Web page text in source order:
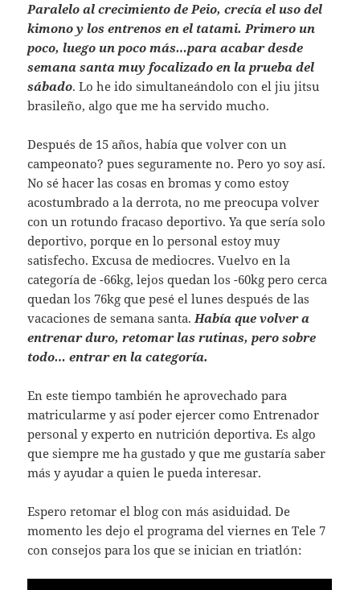
Paralelo al crecimiento de Peio, crecía el uso del
kimono y los entrenos en el tatami. Primero un
poco, luego un poco más…para acabar desde
semana santa muy focalizado en la prueba del
sábado. Lo he ido simultaneándolo con el jiu jitsu
brasileño, algo que me ha servido mucho.
Después de 15 años, había que volver con un
campeonato? pues seguramente no. Pero yo soy así.
No sé hacer las cosas en bromas y como estoy
acostumbrado a la derrota, no me preocupa volver
con un rotundo fracaso deportivo. Ya que sería solo
deportivo, porque en lo personal estoy muy
satisfecho. Excusa de mediocres. Vuelvo en la
categoría de -66kg, lejos quedan los -60kg pero cerca
quedan los 76kg que pesé el lunes después de las
vacaciones de semana santa.Había que volver a
entrenar duro, retomar las rutinas, pero sobre
todo… entrar en la categoría.
En este tiempo también he aprovechado para
matricularme y así poder ejercer como Entrenador
personal y experto en nutrición deportiva. Es algo
que siempre me ha gustado y que me gustaría saber
más y ayudar a quien le pueda interesar.
Espero retomar el blog con más asiduidad. De
momento les dejo el programa del viernes en Tele 7
con consejos para los que se inician en triatlón: